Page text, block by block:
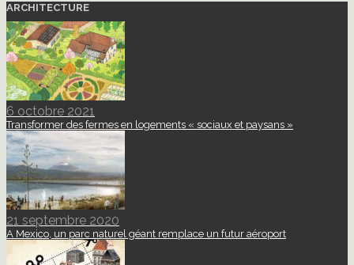
ARCHITECTURE
6 octobre 2021
Transformer des fermes en logements « sociaux et paysans »
21 septembre 2020
A Mexico, un parc naturel géant remplace un futur aéroport